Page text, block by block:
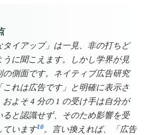
タイアップ」は一見、非の打ちど
うに聞こえます。しかし学界が見
の側面です。ネイティブ広告研究
これは広告です」と明確に表示さ
よそ 4 分の 1 の受け手は自分が
ると認識せず、そのため影響を受
ています10。言い換えれば、「広告